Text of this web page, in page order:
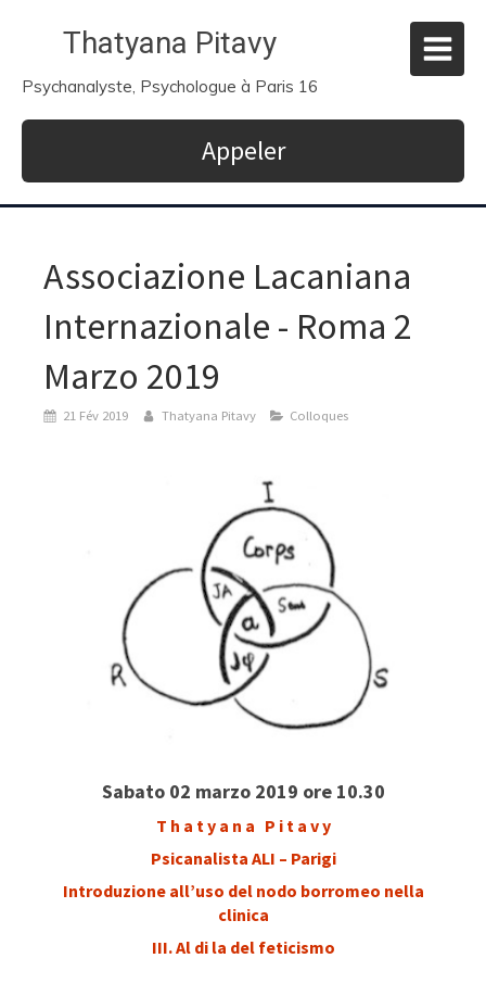
Thatyana Pitavy
Psychanalyste, Psychologue à Paris 16
Appeler
Associazione Lacaniana
Internazionale - Roma 2
Marzo 2019
21 Fév 2019 Thatyana Pitavy Colloques
Sabato 02 marzo 2019 ore 10.30
T h a t y a n a P i t a v y
Psicanalista ALI – Parigi
Introduzione all’uso del nodo borromeo nella
clinica
III. Al di la del feticismo